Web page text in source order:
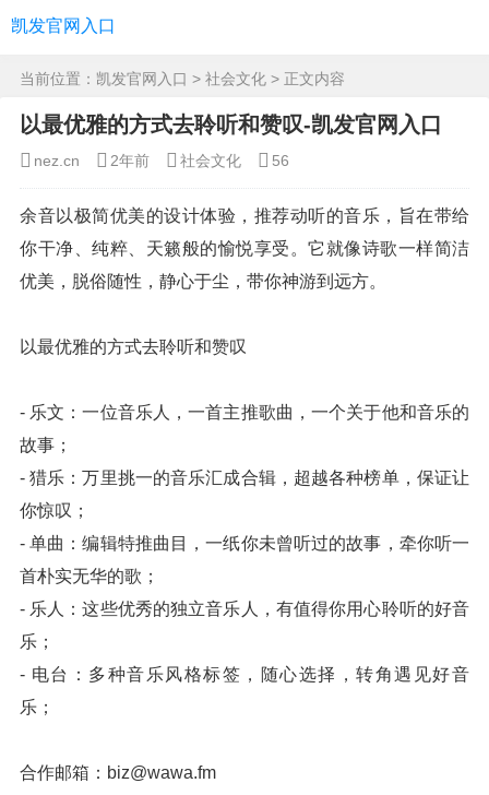
凯发官网入口
当前位置： 凯发官网入口 > 社会文化 > 正文内容
以最优雅的方式去聆听和赞叹-凯发官网入口
nez.cn 2年前 社会文化 56
余音以极简优美的设计体验，推荐动听的音乐，旨在带给
你干净、纯粹、天籁般的愉悦享受。它就像诗歌一样简洁
优美，脱俗随性，静心于尘，带你神游到远方。
以最优雅的方式去聆听和赞叹
- 乐文：一位音乐人，一首主推歌曲，一个关于他和音乐的
故事；
- 猎乐：万里挑一的音乐汇成合辑，超越各种榜单，保证让
你惊叹；
- 单曲：编辑特推曲目，一纸你未曾听过的故事，牵你听一
首朴实无华的歌；
- 乐人：这些优秀的独立音乐人，有值得你用心聆听的好音
乐；
- 电台：多种音乐风格标签，随心选择，转角遇见好音
乐；
合作邮箱： biz@wawa.fm